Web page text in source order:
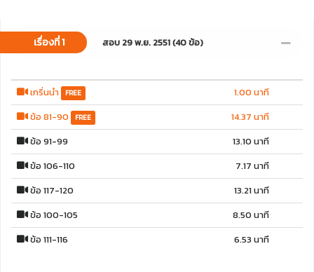
เรื่องที่ 1 สอบ 29 พ.ย. 2551 (40 ข้อ)
เกริ่นนำ FREE
1.00 นาที
ข้อ 81-90
FREE
14.37 นาที
ข้อ 91-99
13.10 นาที
ข้อ 106-110
7.17 นาที
ข้อ 117-120
13.21 นาที
ข้อ 100-105
8.50 นาที
ข้อ 111-116
6.53 นาที